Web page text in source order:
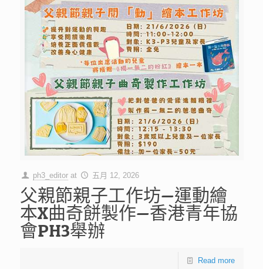
ph3_editor at 五月 12, 2026
父親節親子工作坊—運動繪
本X曲奇餅製作—香港青年協
會PH3舉辦
Read more